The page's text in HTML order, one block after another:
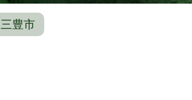
三豊市